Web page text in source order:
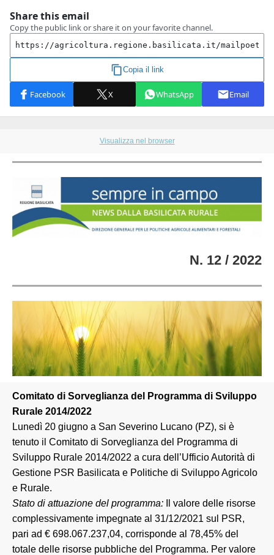
Visualizza nel browser
N. 12 / 2022
Comitato di Sorveglianza del Programma di Sviluppo
Rurale 2014/2022
Lunedì 20 giugno a San Severino Lucano (PZ), si è
tenuto il Comitato di Sorveglianza del Programma di
Sviluppo Rurale 2014/2022 a cura dell’Ufficio Autorità di
Gestione PSR Basilicata e Politiche di Sviluppo Agricolo
e Rurale.
Stato di attuazione del programma: Il valore delle risorse
complessivamente impegnate al 31/12/2021 sul PSR,
pari ad € 698.067.237,04, corrisponde al 78,45% del
totale delle risorse pubbliche del Programma. Per valore